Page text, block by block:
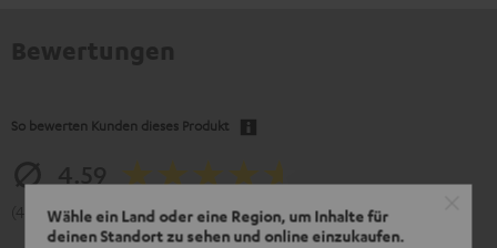
Wähle ein Land oder eine Region, um Inhalte für
deinen Standort zu sehen und online einzukaufen.
So bewerten Kunden dieses Produkt
(4.59 von 5 bei 455 Bewertungen)